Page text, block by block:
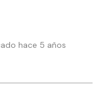
hace 5 años